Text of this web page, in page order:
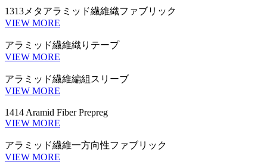
1313メタアラミッド繊維織ファブリック
VIEW MORE
アラミッド繊維織りテープ
VIEW MORE
アラミッド繊維編組スリーブ
VIEW MORE
1414 Aramid Fiber Prepreg
VIEW MORE
アラミッド繊維一方向性ファブリック
VIEW MORE